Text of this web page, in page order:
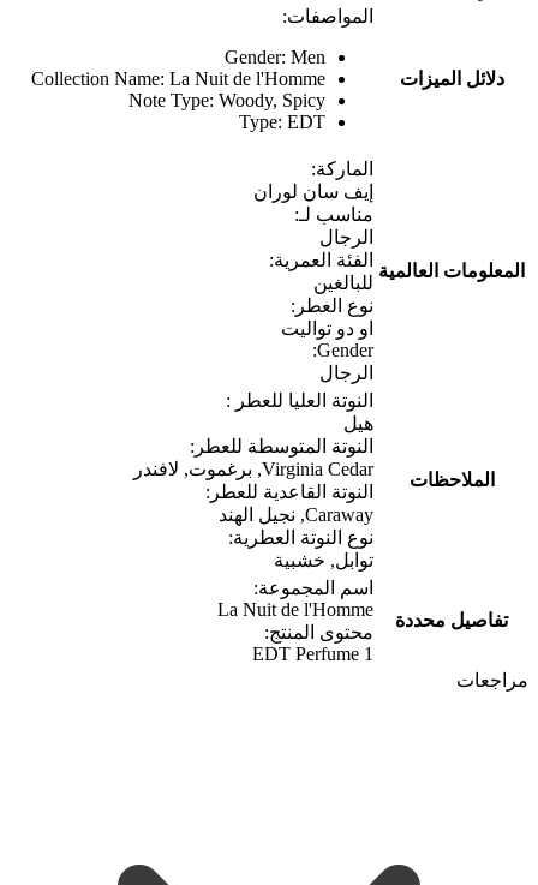
دلائل الميزات
المواصفات:
Gender: Men
Collection Name: La Nuit de l'Homme
Note Type: Woody, Spicy
Type: EDT
المعلومات العالمية
الماركة:
إيف سان لوران
مناسب لـ:
الرجال
الفئة العمرية:
للبالغين
نوع العطر:
او دو تواليت
Gender:
الرجال
الملاحظات
النوتة العليا للعطر :
هيل
النوتة المتوسطة للعطر:
Virginia Cedar, برغموت, لافندر
النوتة القاعدية للعطر:
Caraway, نجيل الهند
نوع النوتة العطرية:
توابل, خشبية
تفاصيل محددة
اسم المجموعة:
La Nuit de l'Homme
محتوى المنتج:
1 EDT Perfume
مراجعات